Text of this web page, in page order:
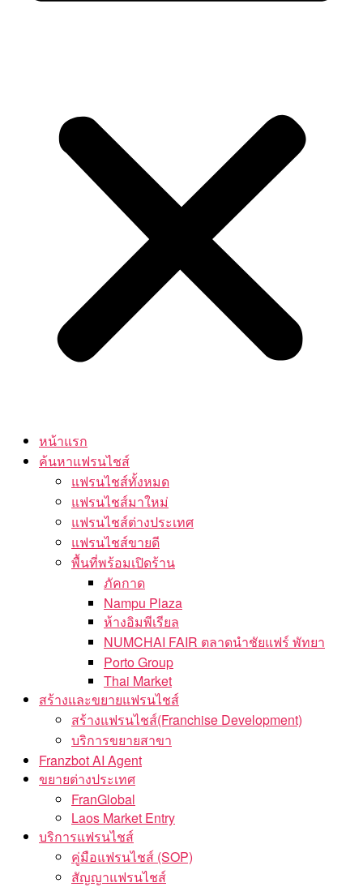
หน้าแรก
ค้นหาแฟรนไชส์
แฟรนไชส์ทั้งหมด
แฟรนไชส์มาใหม่
แฟรนไชส์ต่างประเทศ
แฟรนไชส์ขายดี
พื้นที่พร้อมเปิดร้าน
ภัคกาด
Nampu Plaza
ห้างอิมพีเรียล
NUMCHAI FAIR ตลาดนำชัยแฟร์ พัทยา
Porto Group
Thai Market
สร้างและขยายแฟรนไชส์
สร้างแฟรนไชส์(Franchise Development)
บริการขยายสาขา
Franzbot AI Agent
ขยายต่างประเทศ
FranGlobal
Laos Market Entry
บริการแฟรนไชส์
คู่มือแฟรนไชส์ (SOP)
สัญญาแฟรนไชส์